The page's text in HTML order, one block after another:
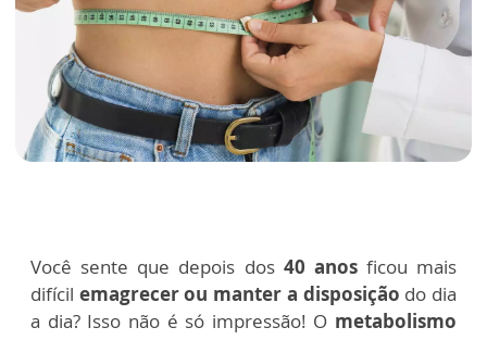
Você sente que depois dos40 anosficou mais
difícil emagrecer ou manter a disposição do dia
a dia? Isso não é só impressão! O metabolismo